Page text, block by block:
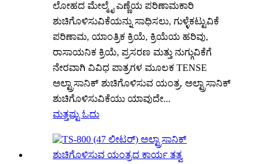
ಲೋಹದ ಮೇಲ್ಮೈ ಎಣ್ಣೆಯ ಪರಿಣಾಮಕಾರಿ
ಶುಚಿಗೊಳಿಸುವಿಕೆಯನ್ನು ಸಾಧಿಸಲು, ಗುಳ್ಳೆಕಟ್ಟುವಿಕೆ
ಪರಿಣಾಮ, ಯಾಂತ್ರಿಕ ಕ್ರಿಯೆ, ಕ್ರಿಯೆಯ ಹರಿವು,
ರಾಸಾಯನಿಕ ಕ್ರಿಯೆ, ಪ್ರಸರಣ ಮತ್ತು ನುಗ್ಗುವಿಕೆಗೆ
ನೇರವಾಗಿ ವಿವಿಧ ಪಾತ್ರಗಳ ಮೂಲಕ TENSE
ಅಲ್ಟ್ರಾಸಾನಿಕ್ ಶುಚಿಗೊಳಿಸುವ ಯಂತ್ರ. ಅಲ್ಟ್ರಾಸಾನಿಕ್
ಶುಚಿಗೊಳಿಸುವಿಕೆಯು ಯಾವುದೇ...
ಮತ್ತಷ್ಟು ಓದು